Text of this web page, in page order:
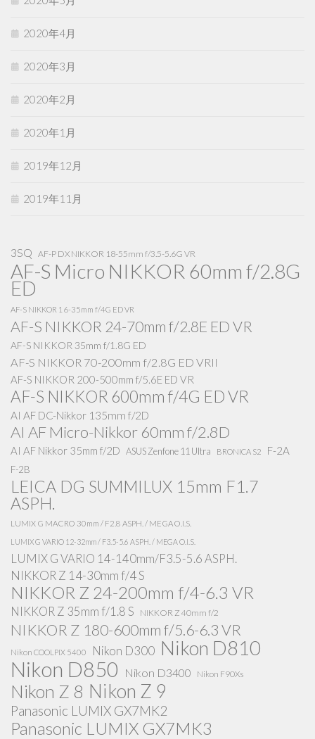
2020年4月
2020年3月
2020年2月
2020年1月
2019年12月
2019年11月
3SQ AF-P DX NIKKOR 18-55mm f/3.5-5.6G VR
AF-S Micro NIKKOR 60mm f/2.8G
ED
AF-S NIKKOR 16-35mm f/4G ED VR
AF-S NIKKOR 24-70mm f/2.8E ED VR
AF-S NIKKOR 35mm f/1.8G ED
AF-S NIKKOR 70-200mm f/2.8G ED VRII
AF-S NIKKOR 200-500mm f/5.6E ED VR
AF-S NIKKOR 600mm f/4G ED VR
AI AF DC-Nikkor 135mm f/2D
AI AF Micro-Nikkor 60mm f/2.8D
AI AF Nikkor 35mm f/2D ASUS Zenfone 11 Ultra BRONICA S2 F-2A
F-2B
LEICA DG SUMMILUX 15mm F1.7
ASPH.
LUMIX G MACRO 30mm / F2.8 ASPH. / MEGA O.I.S.
LUMIX G VARIO 12-32mm / F3.5-5.6 ASPH. / MEGA O.I.S.
LUMIX G VARIO 14-140mm/F3.5-5.6 ASPH.
NIKKOR Z 14-30mm f/4 S
NIKKOR Z 24-200mm f/4-6.3 VR
NIKKOR Z 35mm f/1.8 S NIKKOR Z 40mm f/2
NIKKOR Z 180-600mm f/5.6-6.3 VR
Nikon COOLPIX 5400 Nikon D300 Nikon D810
Nikon D850 Nikon D3400 Nikon F90Xs
Nikon Z 8 Nikon Z 9
Panasonic LUMIX GX7MK2
Panasonic LUMIX GX7MK3